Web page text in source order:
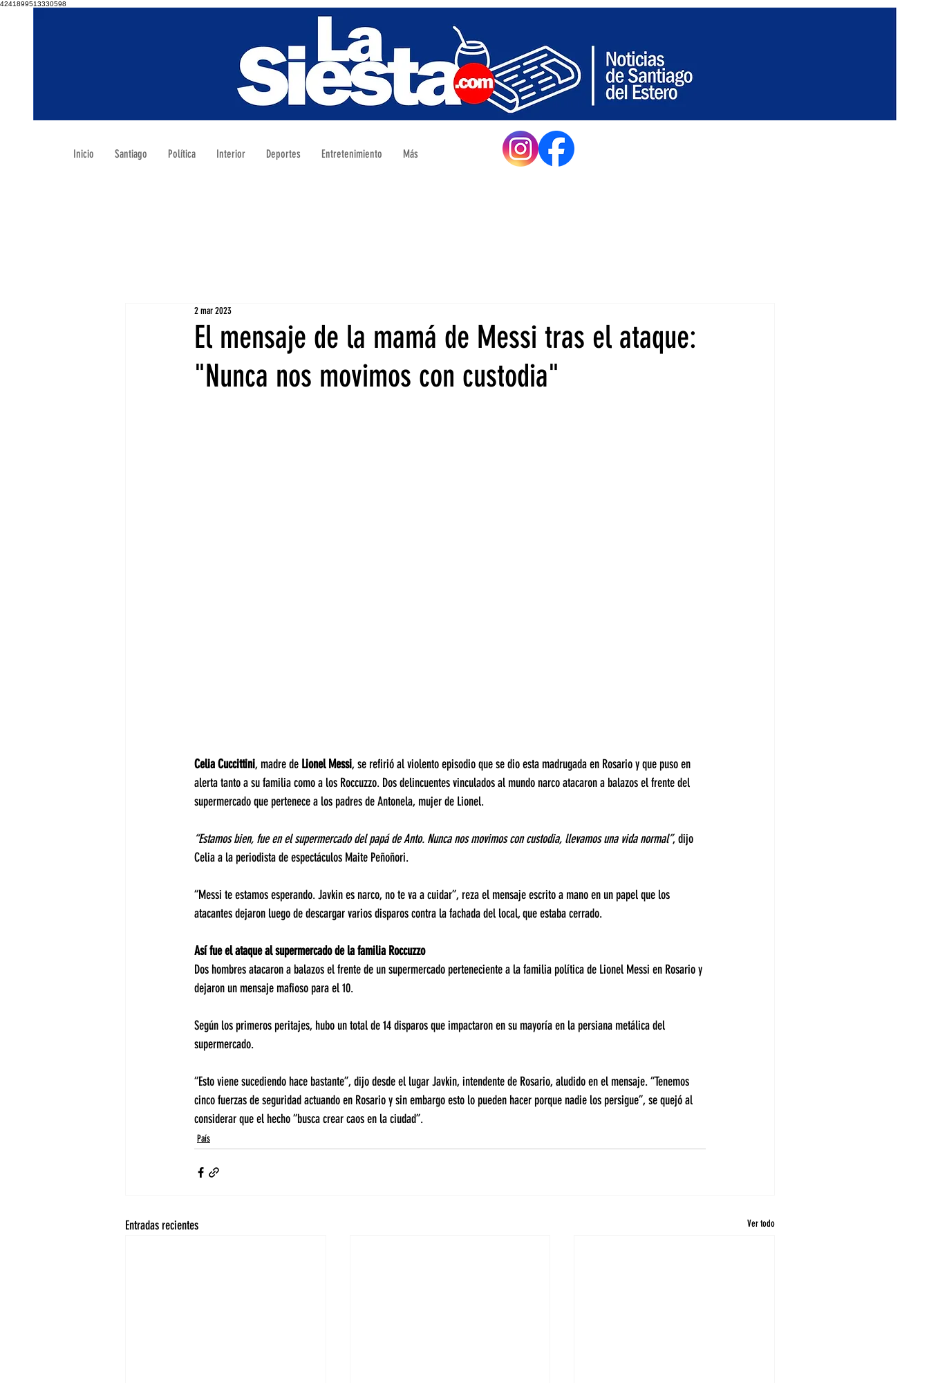
4241899513330598
Inicio Santiago Política Interior Deportes Entretenimiento Más
El mensaje de la mamá de Messi tras el ataque:
"Nunca nos movimos con custodia"
2 mar 2023
Celia Cuccittini, madre de Lionel Messi, se refirió al violento episodio que se dio esta madrugada en Rosario y que puso en
alerta tanto a su familia como a los Roccuzzo. Dos delincuentes vinculados al mundo narco atacaron a balazos el frente del
supermercado que pertenece a los padres de Antonela, mujer de Lionel.
“Estamos bien, fue en el supermercado del papá de Anto. Nunca nos movimos con custodia, llevamos una vida normal”, dijo
Celia a la periodista de espectáculos Maite Peñoñori.
“Messi te estamos esperando. Javkin es narco, no te va a cuidar”, reza el mensaje escrito a mano en un papel que los
atacantes dejaron luego de descargar varios disparos contra la fachada del local, que estaba cerrado.
Así fue el ataque al supermercado de la familia Roccuzzo
Dos hombres atacaron a balazos el frente de un supermercado perteneciente a la familia política de Lionel Messi en Rosario y
dejaron un mensaje mafioso para el 10.
Según los primeros peritajes, hubo un total de 14 disparos que impactaron en su mayoría en la persiana metálica del
supermercado.
“Esto viene sucediendo hace bastante”, dijo desde el lugar Javkin, intendente de Rosario, aludido en el mensaje. “Tenemos
cinco fuerzas de seguridad actuando en Rosario y sin embargo esto lo pueden hacer porque nadie los persigue”, se quejó al
considerar que el hecho “busca crear caos en la ciudad”.
País
Entradas recientes Ver todo